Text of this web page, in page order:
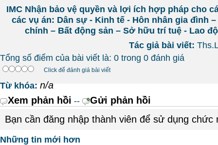
IMC Nhận bảo vệ quyền và lợi ích hợp pháp cho
các vụ án: Dân sự - Kinh tế - Hôn nhân gia đình
chính – Bất động sản – Sở hữu trí tuệ - Lao
Tác giả bài viết:
Tổng số điểm của bài viết là: 0 trong 0 đánh giá
Click để đánh giá bài viết
Từ khóa: n/a
Xem phản hồi --
Gửi phản hồi
Bạn cần đăng nhập thành viên để sử dụng chức
Những tin mới hơn